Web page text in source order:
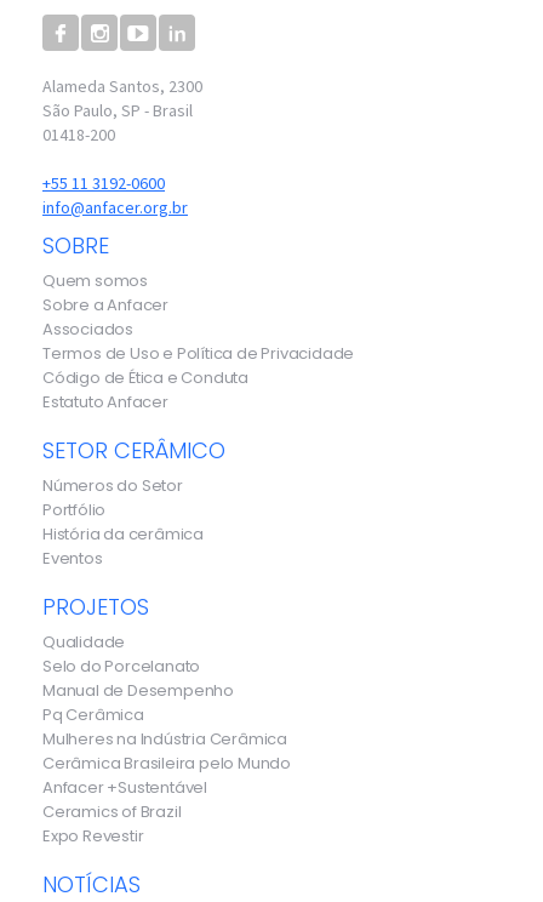
Alameda Santos, 2300
São Paulo, SP - Brasil
01418-200
+55 11 3192-0600
info@anfacer.org.br
SOBRE
Quem somos
Sobre a Anfacer
Associados
Termos de Uso e Política de Privacidade
Código de Ética e Conduta
Estatuto Anfacer
SETOR CERÂMICO
Números do Setor
Portfólio
História da cerâmica
Eventos
PROJETOS
Qualidade
Selo do Porcelanato
Manual de Desempenho
Pq Cerâmica
Mulheres na Indústria Cerâmica
Cerâmica Brasileira pelo Mundo
Anfacer +Sustentável
Ceramics of Brazil
Expo Revestir
NOTÍCIAS